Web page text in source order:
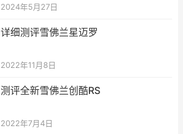
2024年5月27日
详细测评雪佛兰星迈罗
2022年11月8日
测评全新雪佛兰创酷RS
2022年7月4日